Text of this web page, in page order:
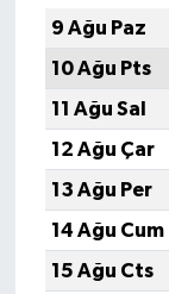
9 Ağu Paz
10 Ağu Pts
11 Ağu Sal
12 Ağu Çar
13 Ağu Per
14 Ağu Cum
15 Ağu Cts